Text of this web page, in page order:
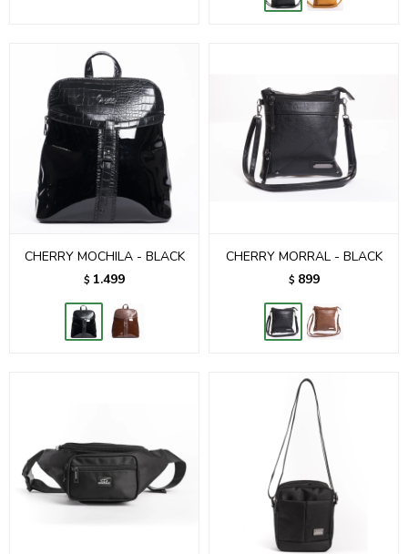
CHERRY MOCHILA - BLACK
$ 1.499
CHERRY MORRAL - BLACK
$ 899